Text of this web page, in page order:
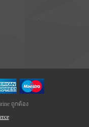
ถูกต้อง